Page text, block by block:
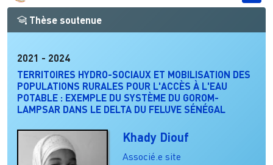
Thèse soutenue
2021 - 2024
TERRITOIRES HYDRO-SOCIAUX ET MOBILISATION DES
POPULATIONS RURALES POUR L'ACCÈS À L'EAU
POTABLE : EXEMPLE DU SYSTÈME DU GOROM-
LAMPSAR DANS LE DELTA DU FELUVE SÉNÉGAL
Khady Diouf
Associé.e site